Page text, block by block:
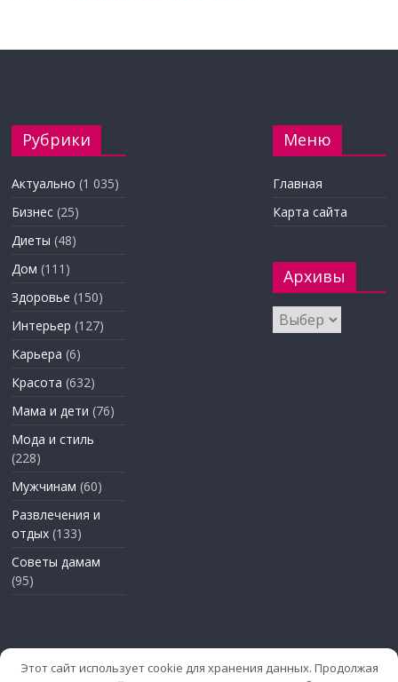
Рубрики
Актуально (1 035)
Бизнес (25)
Диеты (48)
Дом (111)
Здоровье (150)
Интерьер (127)
Карьера (6)
Красота (632)
Мама и дети (76)
Мода и стиль
(228)
Мужчинам (60)
Развлечения и
отдых (133)
Советы дамам
(95)
Меню
Главная
Карта сайта
Архивы
Архивы
Этот сайт использует cookie для хранения данных. Продолжая